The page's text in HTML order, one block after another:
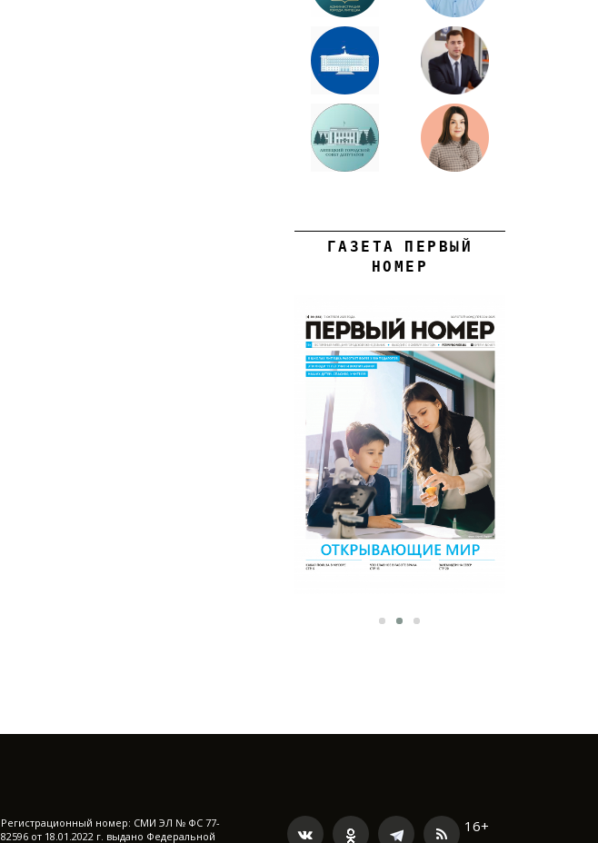
ГАЗЕТА ПЕРВЫЙ
НОМЕР
Регистрационный номер: СМИ ЭЛ № ФС 77-
82596 от 18.01.2022 г. выдано Федеральной
16+